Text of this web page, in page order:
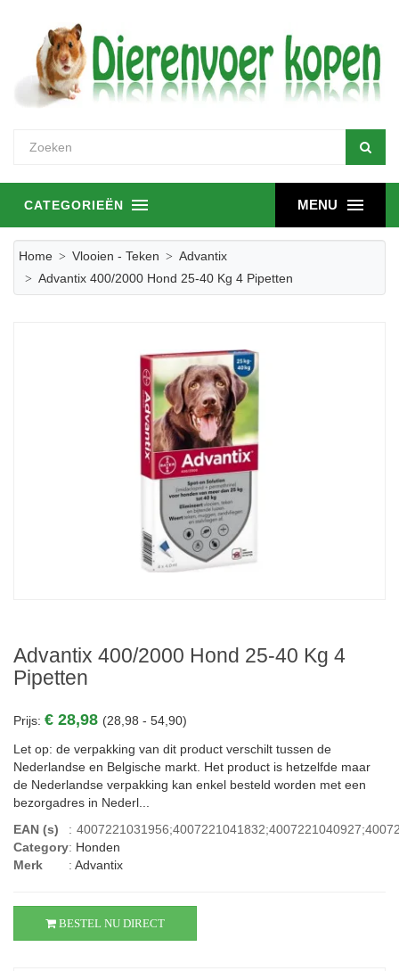
MENU
CATEGORIEËN
Home Vlooien - Teken
Advantix
Advantix 400/2000 Hond 25-40 Kg 4 Pipetten
Advantix 400/2000 Hond 25-40 Kg 4
Pipetten
Prijs: € 28,98 (28,98 - 54,90)
Let op: de verpakking van dit product verschilt tussen de
Nederlandse en Belgische markt. Het product is hetzelfde maar
de Nederlandse verpakking kan enkel besteld worden met een
bezorgadres in Nederl...
EAN (s)
:
Category: Honden
Merk
: Advantix
BESTEL NU DIRECT